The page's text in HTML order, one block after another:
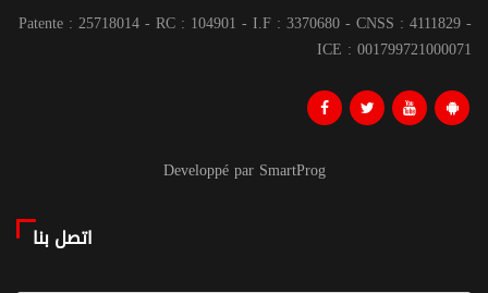
Patente : 25718014 - RC : 104901 - I.F : 3370680 - CNSS : 4111829 -
ICE : 001799721000071
Developpé par SmartProg
اتصل بنا